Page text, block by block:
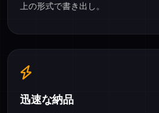
上の形式で書き出し。
迅速な納品